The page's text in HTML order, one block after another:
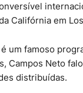
Califórnia em
um famoso
Campos Neto
distribuídas.